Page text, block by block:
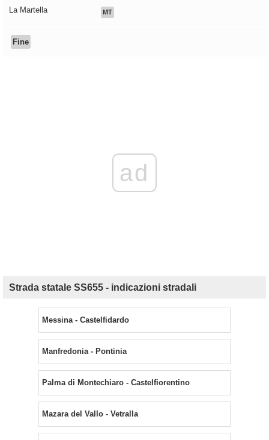
La Martella MT
Fine
ad
Strada statale SS655 - indicazioni stradali
Messina - Castelfidardo
Manfredonia - Pontinia
Palma di Montechiaro - Castelfiorentino
Mazara del Vallo - Vetralla